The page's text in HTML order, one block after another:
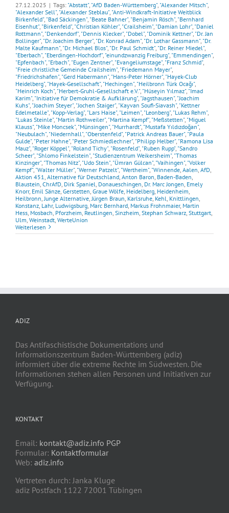
27.12.2025 | Tags: "Abstatt", "AfD Baden-Württemberg", "Alexander Mitsch",
"Alexander Sell", "Alexander Steblau", "Anti-Windkraft-Initiative Weitblick
Birkenfeld", "Bad Säckingen", "Beate Bahner", "Benjamin Rösch", "Bernhard
Eisenhut", "Birkenfeld", "Christian Köhler", "Crailsheim", "Damian Lohr", "Daniel
Rottmann", "Denkendorf", "Dennis Klecker", "Dobel", "Dominik Kettner", "Dr. Jan
Bollinger", "Dr. Joachim Berger", "Dr. Konrad Adam", "Dr. Lothar Gassmann", "Dr.
Malte Kaufmann", "Dr. Michael Blos", "Dr. Paul Schmidt", "Dr. Reiner Miedel",
"Eberbach", "Eberdingen-Hochdorf", "einundzwanzig Freiburg", "Emmendingen",
"Epfenbach", "Erbach", "Eugen Zentner", "Evangeliumstage", "Franz Schmid",
"Freie christliche Gemeinde Crailsheim", "Friedemann Mayer",
"Friedrichshafen", "Gerd Habermann", "Hans-Peter Hörner", "Hayek-Club
Heidelberg", "Hayek-Gesellschaft", "Hechingen", "Heilbronn Türk Ocağı",
"Heinrich Koch", "Herbert-Gruhl-Gesellschaft e.V.", "Hüseyin Yılmaz", "Imad
Karim", "Initiative für Demokratie & Aufklärung", "Jagsthausen", "Joachim
Kuhs", "Joachim Steyer", "Jochen Staiger", "Kayvan Soufi-Siavash", "Kettner
Edelmetalle", "Kopp-Verlag", "Lars Haise", "Leimen", "Leonberg", "Lukas Rehm",
"Lukas Steinle", "Martin Rothweiler", "Martina Kempf", "Meßstetten", "Miguel
Klauss", "Mike Moncsek", "Münsingen", "Murrhardt", "Mustafa Yıldızdoğan",
"Neubulach", "Niedernhall", "Oberstenfeld", "Patrick Andreas Bauer", "Paula
Gulde", "Peter Hahne", "Peter Schmiedlechner", "Philipp Helber", "Ramona Lisa
Mauz", "Roger Köppel", "Roland Tichy", "Rosenfeld", "Ruben Rupp", "Sandro
Scheer", "Shlomo Finkelstein", "Studienzentrum Weikersheim", "Thomas
Kinzinger", "Thomas Nitz", "Udo Stein", "Ümran Gülcan", "Vaihingen", "Volker
Kempf", "Walter Müller", "Werner Patzelt", "Wertheim", "Winnende Aalen AfD
Aktion 451 Alternative für Deutschland Anton Baron Baden-Baden
Blaustein ChrAfD Dirk Spaniel Donaueschingen Dr. Marc Jongen Emely
Knorr, Emil Sänze Gerstetten Graue Wölfe Heidelberg Heidenheim
Heilbronn Junge Alternative Jürgen Braun Karlsruhe Kehl Knittlingen
Konstanz Lahr, Ludwigsburg Marc Bernhard Markus Frohnmaier, Martin
Hess Mosbach Pforzheim Reutlingen Sinzheim Stephan Schwarz Stuttgart
Ulm Weinstadt WerteUnion
Weiterlesen
ADIZ
Das Antifaschistische Dokumentations und
Informationszentrum Baden-Württemberg (adiz)
informiert über die extreme Rechte im Südwesten. Die
Informationen stehen allen Personen und Initiativen zur
Verfügung.
KONTAKT
Email: kontakt@adiz.info PGP
Formular: Kontaktformular
Web: adiz.info
Vertreten durch: Janka Kluge
adiz Postfach 1122 72001 Tübingen